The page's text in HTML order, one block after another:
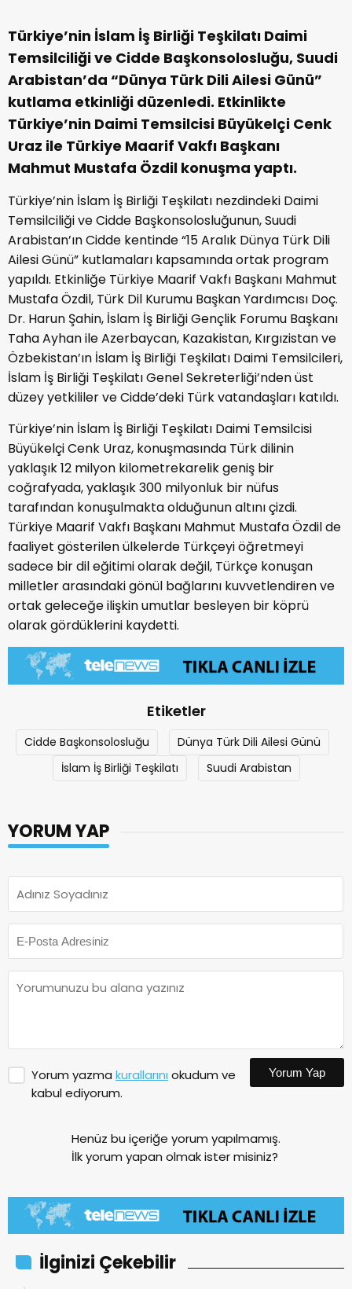
Türkiye’nin İslam İş Birliği Teşkilatı Daimi
Temsilciliği ve Cidde Başkonsolosluğu, Suudi
Arabistan’da “Dünya Türk Dili Ailesi Günü”
kutlama etkinliği düzenledi. Etkinlikte
Türkiye’nin Daimi Temsilcisi Büyükelçi Cenk
Uraz ile Türkiye Maarif Vakfı Başkanı
Mahmut Mustafa Özdil konuşma yaptı.
Türkiye’nin İslam İş Birliği Teşkilatı nezdindeki Daimi
Temsilciliği ve Cidde Başkonsolosluğunun, Suudi
Arabistan’ın Cidde kentinde “15 Aralık Dünya Türk Dili
Ailesi Günü” kutlamaları kapsamında ortak program
yapıldı. Etkinliğe Türkiye Maarif Vakfı Başkanı Mahmut
Mustafa Özdil, Türk Dil Kurumu Başkan Yardımcısı Doç.
Dr. Harun Şahin, İslam İş Birliği Gençlik Forumu Başkanı
Taha Ayhan ile Azerbaycan, Kazakistan, Kırgızistan ve
Özbekistan’ın İslam İş Birliği Teşkilatı Daimi Temsilcileri,
İslam İş Birliği Teşkilatı Genel Sekreterliği’nden üst
düzey yetkililer ve Cidde’deki Türk vatandaşları katıldı.
Türkiye’nin İslam İş Birliği Teşkilatı Daimi Temsilcisi
Büyükelçi Cenk Uraz, konuşmasında Türk dilinin
yaklaşık 12 milyon kilometrekarelik geniş bir
coğrafyada, yaklaşık 300 milyonluk bir nüfus
tarafından konuşulmakta olduğunun altını çizdi.
Türkiye Maarif Vakfı Başkanı Mahmut Mustafa Özdil de
faaliyet gösterilen ülkelerde Türkçeyi öğretmeyi
sadece bir dil eğitimi olarak değil, Türkçe konuşan
milletler arasındaki gönül bağlarını kuvvetlendiren ve
ortak geleceğe ilişkin umutlar besleyen bir köprü
olarak gördüklerini kaydetti.
Etiketler
Cidde Başkonsolosluğu
Dünya Türk Dili Ailesi Günü
İslam İş Birliği Teşkilatı
Suudi Arabistan
YORUM YAP
Yorum yazma kurallarını okudum ve
kabul ediyorum.
Yorum Yap
Henüz bu içeriğe yorum yapılmamış.
İlk yorum yapan olmak ister misiniz?
İlginizi Çekebilir